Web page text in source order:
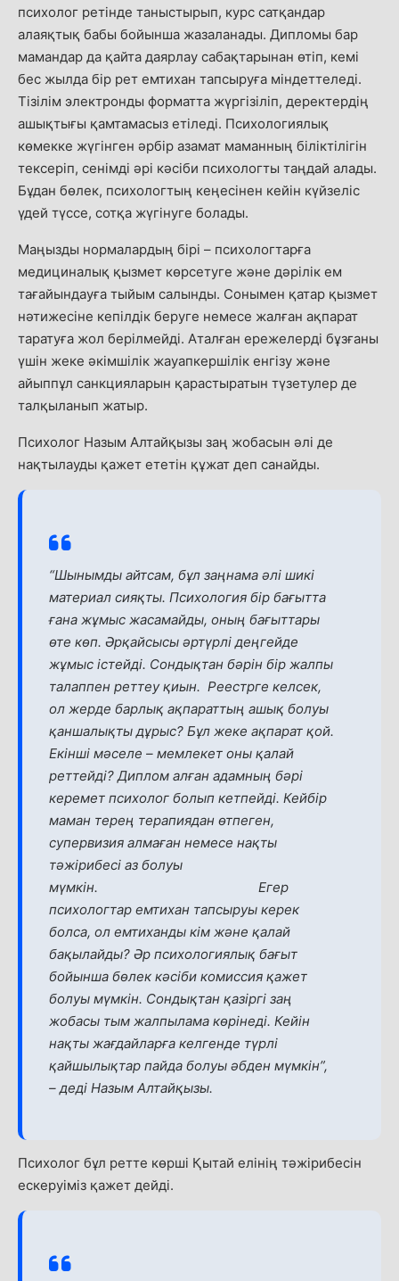
психолог ретінде таныстырып, курс сатқандар
алаяқтық бабы бойынша жазаланады. Дипломы бар
мамандар да қайта даярлау сабақтарынан өтіп, кемі
бес жылда бір рет емтихан тапсыруға міндеттеледі.
Тізілім электронды форматта жүргізіліп, деректердің
ашықтығы қамтамасыз етіледі. Психологиялық
көмекке жүгінген әрбір азамат маманның біліктілігін
тексеріп, сенімді әрі кәсіби психологты таңдай алады.
Бұдан бөлек, психологтың кеңесінен кейін күйзеліс
үдей түссе, сотқа жүгінуге болады.
Маңызды нормалардың бірі – психологтарға
медициналық қызмет көрсетуге және дәрілік ем
тағайындауға тыйым салынды. Сонымен қатар қызмет
нәтижесіне кепілдік беруге немесе жалған ақпарат
таратуға жол берілмейді. Аталған ережелерді бұзғаны
үшін жеке әкімшілік жауапкершілік енгізу және
айыппұл санкцияларын қарастыратын түзетулер де
талқыланып жатыр.
Психолог Назым Алтайқызы заң жобасын әлі де
нақтылауды қажет ететін құжат деп санайды.
“Шынымды айтсам, бұл заңнама әлі шикі
материал сияқты. Психология бір бағытта
ғана жұмыс жасамайды, оның бағыттары
өте көп. Әрқайсысы әртүрлі деңгейде
жұмыс істейді. Сондықтан бәрін бір жалпы
талаппен реттеу қиын. Реестрге келсек,
ол жерде барлық ақпараттың ашық болуы
қаншалықты дұрыс? Бұл жеке ақпарат қой.
Екінші мәселе – мемлекет оны қалай
реттейді? Диплом алған адамның бәрі
керемет психолог болып кетпейді. Кейбір
маман терең терапиядан өтпеген,
супервизия алмаған немесе нақты
тәжірибесі аз болуы
мүмкін. Егер
психологтар емтихан тапсыруы керек
болса, ол емтиханды кім және қалай
бақылайды? Әр психологиялық бағыт
бойынша бөлек кәсіби комиссия қажет
болуы мүмкін. Сондықтан қазіргі заң
жобасы тым жалпылама көрінеді. Кейін
нақты жағдайларға келгенде түрлі
қайшылықтар пайда болуы әбден мүмкін”,
– деді Назым Алтайқызы.
Психолог бұл ретте көрші Қытай елінің тәжірибесін
ескеруіміз қажет дейді.